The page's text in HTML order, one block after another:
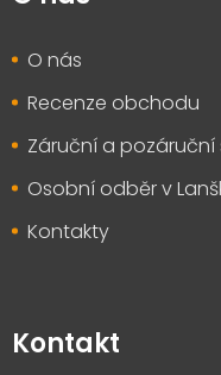
O nás
Recenze obchodu
Záruční a pozáruční
Osobní odběr v
Kontakty
Kontakt